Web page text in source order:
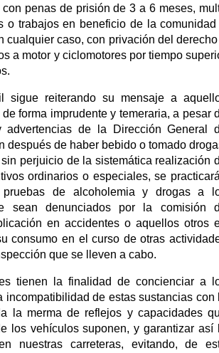
penas de prisión de 3 a 6 meses,
o trabajos en beneficio de la comunidad
cualquier caso, con privación del
a motor y ciclomotores por tiempo
sigue reiterando su mensaje a
forma imprudente y temeraria, a pesar
advertencias de la Dirección General
después de haber bebido o tomado
perjuicio de la sistemática realización
ordinarios o especiales, se
pruebas de alcoholemia y drogas a
sean denunciados por la comisión
en accidentes o aquellos otros
consumo en el curso de otras
que se lleven a cabo.
tienen la finalidad de concienciar a
incompatibilidad de estas sustancias con
la merma de reflejos y capacidades
los vehículos suponen, y garantizar así
nuestras carreteras, evitando, de